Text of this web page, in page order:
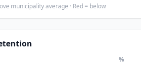
municipality average · Red = below
%